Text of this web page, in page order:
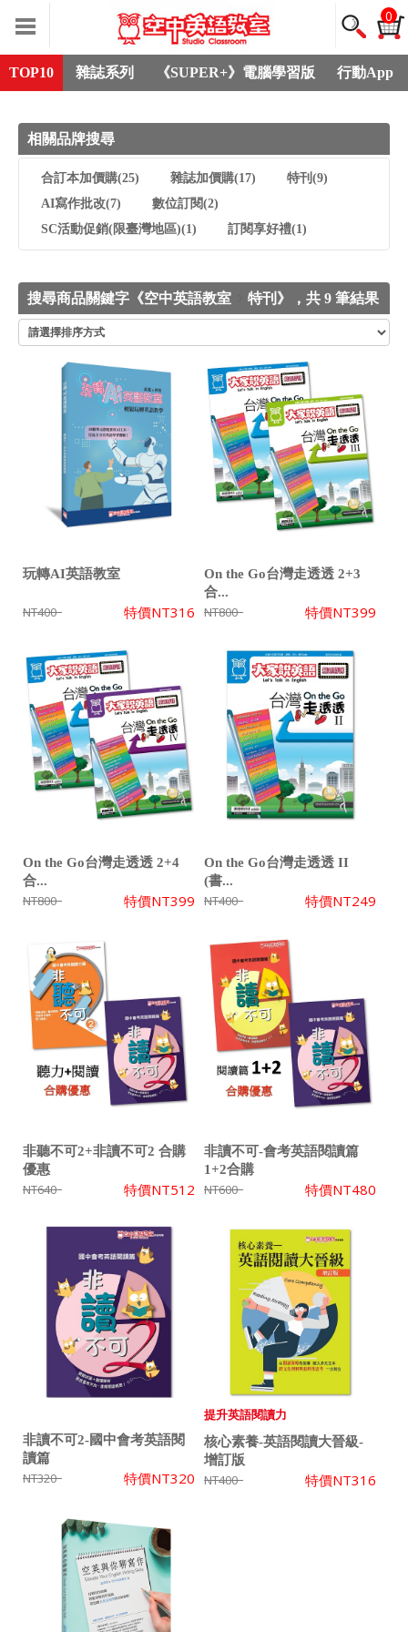
0
TOP10 雜誌系列 《SUPER+》電腦學習版 行動App
相關品牌搜尋
合訂本加價購(25) 雜誌加價購(17) 特刊 (9)
AI寫作批改(7) 數位訂閱(2)
SC活動促銷(限臺灣地區)(1) 訂閱享好禮(1)
搜尋商品關鍵字《空中英語教室 特刊》，共 9 筆結果
玩轉AI英語教室
NT400 特價NT316
On the Go台灣走透透 2+3
合...
NT800 特價NT399
On the Go台灣走透透 2+4
合...
NT800 特價NT399
On the Go台灣走透透 II
(書...
NT400 特價NT249
非聽不可2+非讀不可2 合購
優惠
NT640 特價NT512
非讀不可-會考英語閱讀篇
1+2合購
NT600 特價NT480
非讀不可2-國中會考英語閱
讀篇
NT320 特價NT320
提升英語閱讀力
核心素養-英語閱讀大晉級-
增訂版
NT400 特價NT316